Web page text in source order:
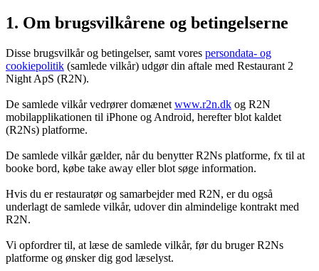
1. Om brugsvilkårene og betingelserne
Disse brugsvilkår og betingelser, samt vores persondata- og
cookiepolitik (samlede vilkår) udgør din aftale med Restaurant 2
Night ApS (R2N).
De samlede vilkår vedrører domænet www.r2n.dk og R2N
mobilapplikationen til iPhone og Android, herefter blot kaldet
(R2Ns) platforme.
De samlede vilkår gælder, når du benytter R2Ns platforme, fx til at
booke bord, købe take away eller blot søge information.
Hvis du er restauratør og samarbejder med R2N, er du også
underlagt de samlede vilkår, udover din almindelige kontrakt med
R2N.
Vi opfordrer til, at læse de samlede vilkår, før du bruger R2Ns
platforme og ønsker dig god læselyst.